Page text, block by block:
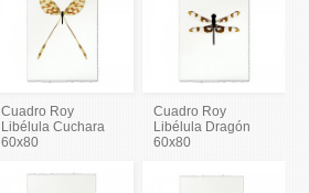
Cuadro Roy
Libélula Cuchara
60x80
Cuadro Roy
Libélula Dragón
60x80